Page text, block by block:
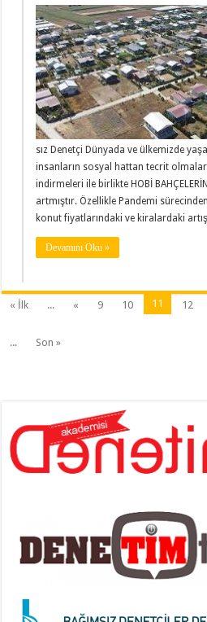
sız Denetçi Dünyada ve ülkemizde
insanların sosyal hattan tecrit
indirmeleri ile birlikte HOBİ
artmıştır. Özellikle Pandemi
konut fiyatlarındaki ve kiralardaki
Devamını Oku »
« İlk ... « 9 10 11 12
...
Son »